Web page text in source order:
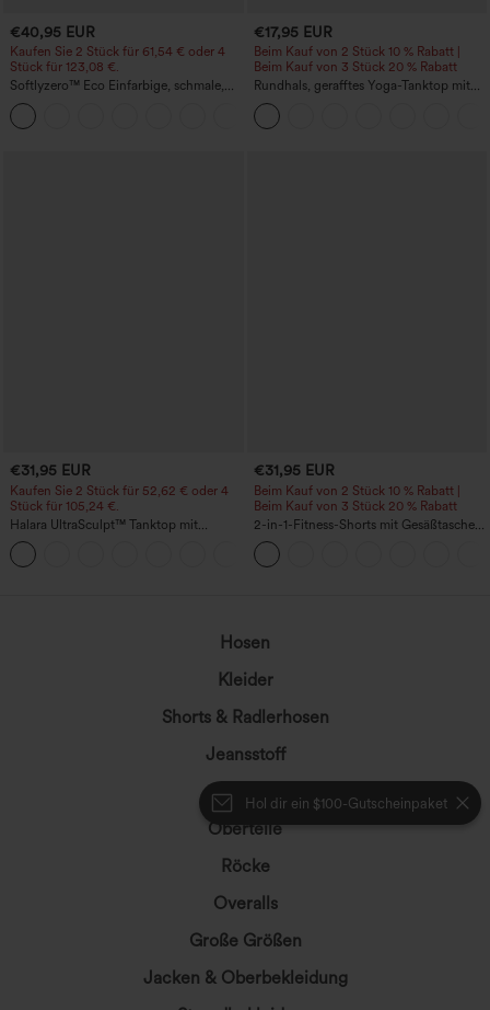
Hol dir ein $100-Gutscheinpaket
€40,95 EUR
Kaufen Sie 2 Stück für 61,54 € oder 4
Stück für 123,08 €.
Softlyzero™ Eco Einfarbige, schmale,
hoch taillierte Wanderhose mit
mehreren Taschen
€17,95 EUR
Beim Kauf von 2 Stück 10 % Rabatt |
Beim Kauf von 3 Stück 20 % Rabatt
Rundhals, gerafftes Yoga-Tanktop mit
Cool-Touch-Effekt – UPF50+
€31,95 EUR
Kaufen Sie 2 Stück für 52,62 € oder 4
Stück für 105,24 €.
Halara UltraSculpt™ Tanktop mit
Rundhalsausschnitt und
geschwungenem Saum
€31,95 EUR
Beim Kauf von 2 Stück 10 % Rabatt |
Beim Kauf von 3 Stück 20 % Rabatt
2-in-1-Fitness-Shorts mit Gesäßtasche
und seitlicher versteckter Tasche 6,3 cm
Hosen
Kleider
Shorts & Radlerhosen
Jeansstoff
Leggings
Oberteile
Röcke
Overalls
Große Größen
Jacken & Oberbekleidung